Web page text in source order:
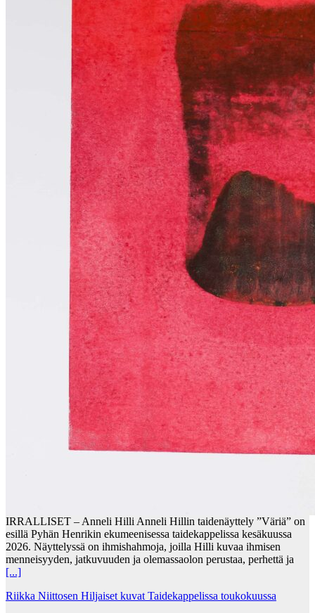
IRRALLISET – Anneli Hilli Anneli Hillin taidenäyttely ”Väriä” on
esillä Pyhän Henrikin ekumeenisessa taidekappelissa kesäkuussa
2026. Näyttelyssä on ihmishahmoja, joilla Hilli kuvaa ihmisen
menneisyyden, jatkuvuuden ja olemassaolon perustaa, perhettä ja
[...]
Riikka Niittosen Hiljaiset kuvat Taidekappelissa toukokuussa